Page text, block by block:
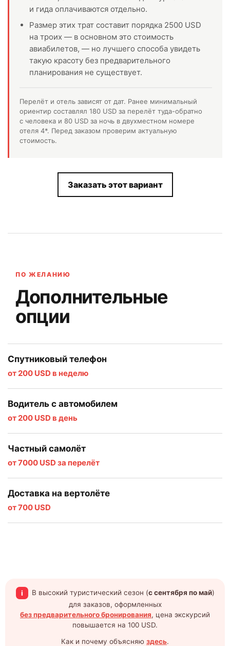
и гида оплачиваются отдельно.
Размер этих трат составит порядка 2500 USD
на троих — в основном это стоимость
авиабилетов, — но лучшего способа увидеть
такую красоту без предварительного
планирования не существует.
Перелёт и отель зависят от дат. Ранее минимальный
ориентир составлял 180 USD за перелёт туда-обратно
с человека и 80 USD за ночь в двухместном номере
отеля 4*. Перед заказом проверим актуальную
стоимость.
Заказать этот вариант
ПО ЖЕЛАНИЮ
Дополнительные
опции
Спутниковый телефон
от 200 USD в неделю
Водитель с автомобилем
от 200 USD в день
Частный самолёт
от 7000 USD за перелёт
Доставка на вертолёте
от 700 USD
i В высокий туристический сезон (с сентября по май)
для заказов, оформленных
без предварительного бронирования, цена экскурсий
повышается на 100 USD.
Как и почему объясняю здесь.